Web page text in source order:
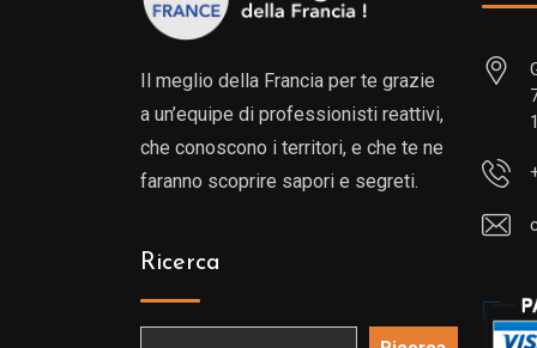
Il meglio della Francia per te grazie
a un’equipe di professionisti reattivi,
che conoscono i territori, e che te ne
faranno scoprire sapori e segreti.
Ricerca